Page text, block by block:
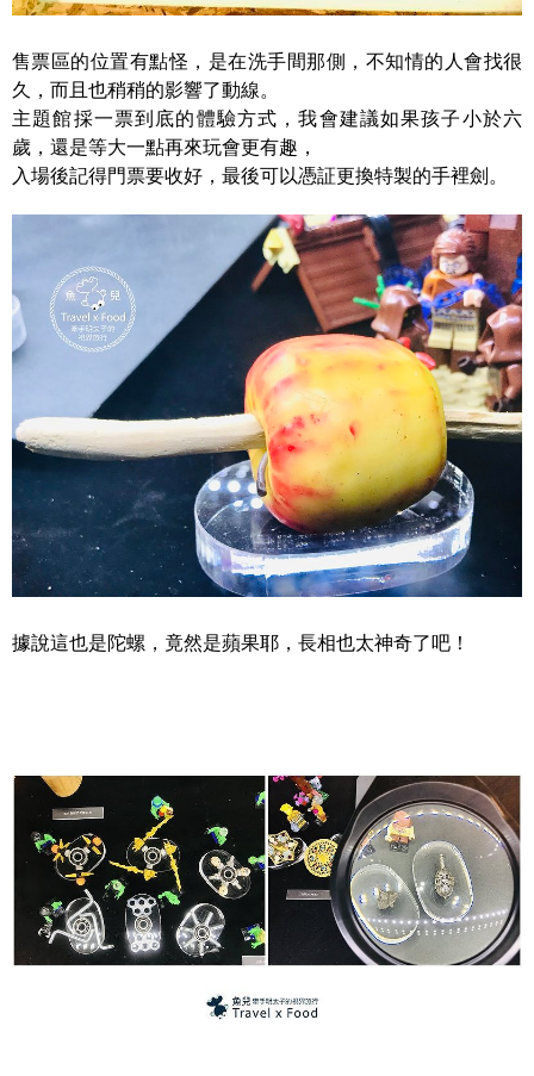
售票區的位置有點怪，是在洗手間那側，不知情的人會找很
久，而且也稍稍的影響了動線。
主題館採一票到底的體驗方式，我會建議如果孩子小於六
歲，還是等大一點再來玩會更有趣，
入場後記得門票要收好，最後可以憑証更換特製的手裡劍。
據說這也是陀螺，竟然是蘋果耶，長相也太神奇了吧！